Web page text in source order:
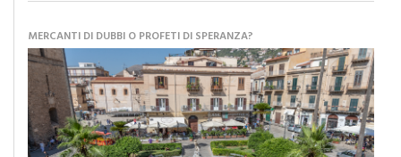
MERCANTI DI DUBBI O PROFETI DI SPERANZA?